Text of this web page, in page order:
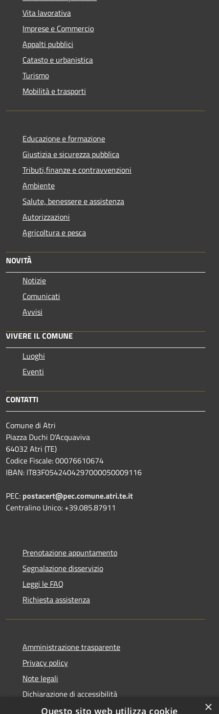
Vita lavorativa
Imprese e Commercio
Appalti pubblici
Catasto e urbanistica
Turismo
Mobilità e trasporti
Educazione e formazione
Giustizia e sicurezza pubblica
Tributi,finanze e contravvenzioni
Ambiente
Salute, benessere e assistenza
Autorizzazioni
Agricoltura e pesca
NOVITÀ
Notizie
Comunicati
Avvisi
VIVERE IL COMUNE
Luoghi
Eventi
CONTATTI
Comune di Atri
Piazza Duchi D'Acquaviva
64032 Atri (TE)
Codice Fiscale: 00076610674
IBAN: IT83F0542404297000050009116
PEC: postacert@pec.comune.atri.te.it
Centralino Unico: +39.085.87911
Prenotazione appuntamento
Segnalazione disservizio
Leggi le FAQ
Richiesta assistenza
Amministrazione trasparente
Privacy policy
Note legali
Dichiarazione di accessibilità
×
Questo sito web utilizza cookie